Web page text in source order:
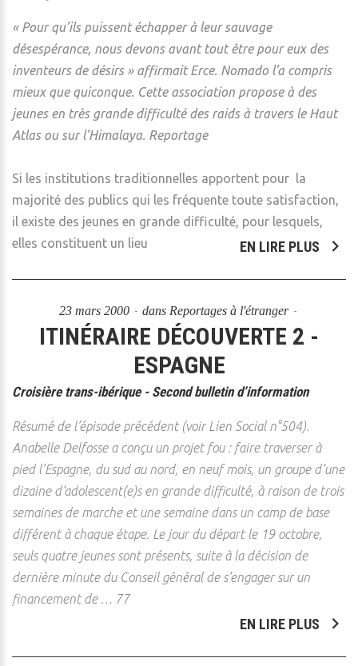
« Pour qu’ils puissent échapper à leur sauvage
désespérance, nous devons avant tout être pour eux des
inventeurs de désirs » affirmait Erce. Nomado l’a compris
mieux que quiconque. Cette association propose à des
jeunes en très grande difficulté des raids à travers le Haut
Atlas ou sur l’Himalaya. Reportage
Si les institutions traditionnelles apportent pour la
majorité des publics qui les fréquente toute satisfaction,
il existe des jeunes en grande difficulté, pour lesquels,
elles constituent un lieu
EN LIRE PLUS
23 mars 2000 dans Reportages à l'étranger
ITINÉRAIRE DÉCOUVERTE 2 -
ESPAGNE
Croisière trans-ibérique - Second bulletin d’information
Résumé de l’épisode précédent (voir Lien Social n°504).
Anabelle Delfosse a conçu un projet fou : faire traverser à
pied l’Espagne, du sud au nord, en neuf mois, un groupe d’une
dizaine d’adolescent(e)s en grande difficulté, à raison de trois
semaines de marche et une semaine dans un camp de base
différent à chaque étape. Le jour du départ le 19 octobre,
seuls quatre jeunes sont présents, suite à la décision de
dernière minute du Conseil général de s’engager sur un
financement de … 77
EN LIRE PLUS